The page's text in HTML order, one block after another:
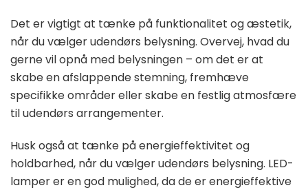
Det er vigtigt at tænke på funktionalitet og æstetik,
når du vælger udendørs belysning. Overvej, hvad du
gerne vil opnå med belysningen – om det er at
skabe en afslappende stemning, fremhæve
specifikke områder eller skabe en festlig atmosfære
til udendørs arrangementer.
Husk også at tænke på energieffektivitet og
holdbarhed, når du vælger udendørs belysning. LED-
lamper er en god mulighed, da de er energieffektive